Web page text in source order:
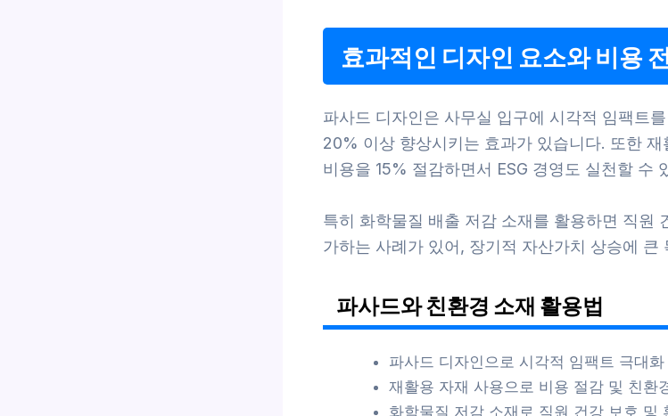
효과적인 디자인 요소와 비용
파사드 디자인은 사무실 입구에 시각적 임팩트
20% 이상 향상시키는 효과가 있습니다. 또한 재
비용을 15% 절감하면서 ESG 경영도 실천할 수
특히 화학물질 배출 저감 소재를 활용하면 직원
가하는 사례가 있어, 장기적 자산가치 상승에 큰
파사드와 친환경 소재 활용법
파사드 디자인으로 시각적 임팩트 극대화
재활용 자재 사용으로 비용 절감 및 친환
화학물질 저감 소재로 직원 건강 보호 및